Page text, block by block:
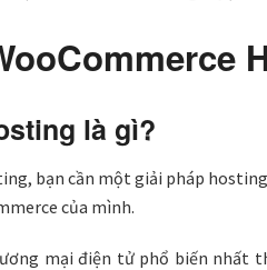
là gì?
bạn cần một giải pháp
của mình.
mại điện tử phổ biến nhất